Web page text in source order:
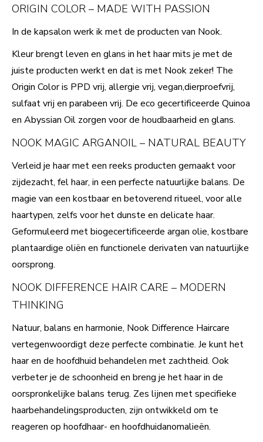
ORIGIN COLOR – MADE WITH PASSION
In de kapsalon werk ik met de producten van Nook.
Kleur brengt leven en glans in het haar mits je met de
juiste producten werkt en dat is met Nook zeker! The
Origin Color is PPD vrij, allergie vrij, vegan,dierproefvrij,
sulfaat vrij en parabeen vrij. De eco gecertificeerde Quinoa
en Abyssian Oil zorgen voor de houdbaarheid en glans.
NOOK MAGIC ARGANOIL – NATURAL BEAUTY
Verleid je haar met een reeks producten gemaakt voor
zijdezacht, fel haar, in een perfecte natuurlijke balans. De
magie van een kostbaar en betoverend ritueel, voor alle
haartypen, zelfs voor het dunste en delicate haar.
Geformuleerd met biogecertificeerde argan olie, kostbare
plantaardige oliën en functionele derivaten van natuurlijke
oorsprong.
NOOK DIFFERENCE HAIR CARE – MODERN
THINKING
Natuur, balans en harmonie, Nook Difference Haircare
vertegenwoordigt deze perfecte combinatie. Je kunt het
haar en de hoofdhuid behandelen met zachtheid. Ook
verbeter je de schoonheid en breng je het haar in de
oorspronkelijke balans terug. Zes lijnen met specifieke
haarbehandelingsproducten, zijn ontwikkeld om te
reageren op hoofdhaar- en hoofdhuidanomalieën.